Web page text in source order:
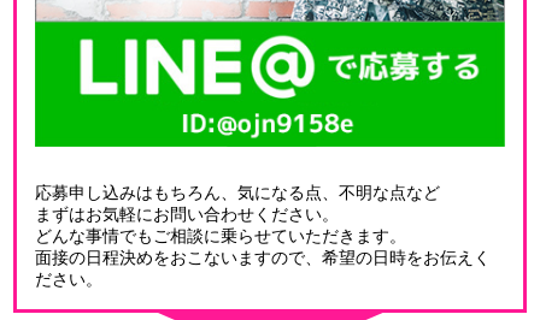
応募申し込みはもちろん、気になる点、不明な点など
まずはお気軽にお問い合わせください。
どんな事情でもご相談に乗らせていただきます。
面接の日程決めをおこないますので、希望の日時をお伝えく
ださい。